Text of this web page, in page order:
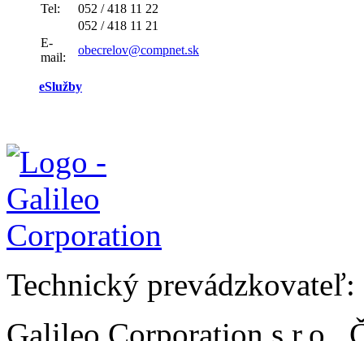
Tel:
052 / 418 11 22
052 / 418 11 21
E-
mail:
obecrelov@compnet.sk
eSlužby
Technický prevádzkovateľ: